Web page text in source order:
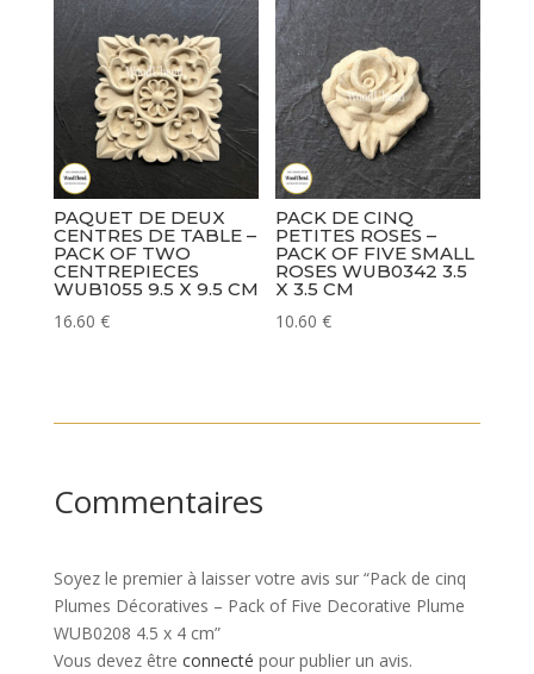
PAQUET DE DEUX
CENTRES DE TABLE –
PACK OF TWO
CENTREPIECES
WUB1055 9.5 X 9.5 CM
16.60 €
PACK DE CINQ
PETITES ROSES –
PACK OF FIVE SMALL
ROSES WUB0342 3.5
X 3.5 CM
10.60€
Commentaires
Soyez le premier à laisser votre avis sur “Pack de cinq
Plumes Décoratives – Pack of Five Decorative Plume
WUB0208 4.5 x 4 cm”
Vous devez être connecté pour publier un avis.